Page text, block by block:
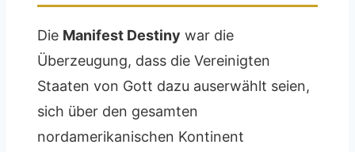
Die Manifest Destiny war die
Überzeugung, dass die Vereinigten
Staaten von Gott dazu auserwählt seien,
sich über den gesamten
nordamerikanischen Kontinent